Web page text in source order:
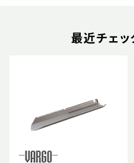
最近チェ